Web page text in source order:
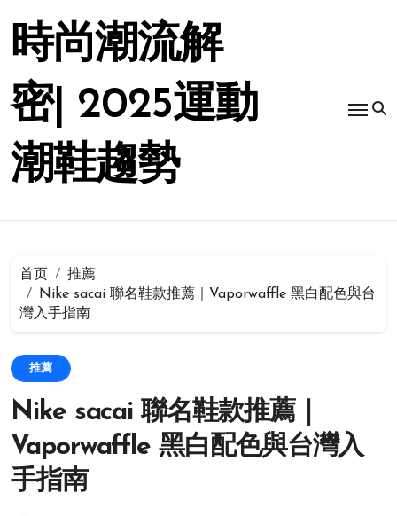
時尚潮流解
密| 2025運動
潮鞋趨勢
首页
推薦
Nike sacai 聯名鞋款推薦｜Vaporwaffle 黑白配色與台
灣入手指南
推薦
Nike sacai 聯名鞋款推薦｜
Vaporwaffle 黑白配色與台灣入
手指南